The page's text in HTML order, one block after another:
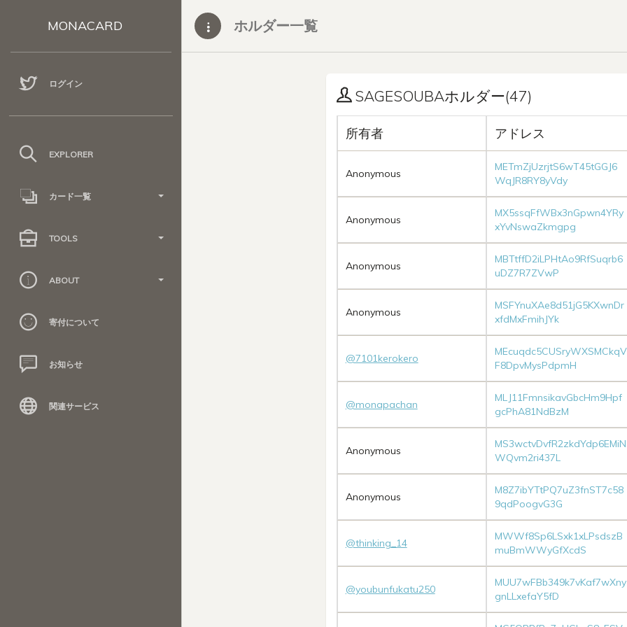
MONACARD
ログイン
EXPLORER
カード一覧
TOOLS
ABOUT
寄付について
お知らせ
関連サービス
ホルダー一覧
SAGESOUBAホルダー(47)
所有者 アドレス
Anonymous
METmZjUzrjtS6wT45tGGJ6
WqJR8RY8yVdy
Anonymous
MX5ssqFfWBx3nGpwn4YRy
xYvNswaZkmgpg
Anonymous
MBTtffD2iLPHtAo9RfSuqrb6
uDZ7R7ZVwP
Anonymous
MSFYnuXAe8d51jG5KXwnDr
xfdMxFmihJYk
@7101kerokero
MEcuqdc5CUSryWXSMCkqV
F8DpvMysPdpmH
@monapachan
MLJ11FmnsikavGbcHm9Hpf
gcPhA81NdBzM
Anonymous
MS3wctvDvfR2zkdYdp6EMiN
WQvm2ri437L
Anonymous
M8Z7ibYTtPQ7uZ3fnST7c58
9qdPoogvG3G
@thinking_14
MWWf8Sp6LSxk1xLPsdszB
muBmWWyGfXcdS
@youbunfukatu250
MUU7wFBb349k7vKaf7wXny
gnLLxefaY5fD